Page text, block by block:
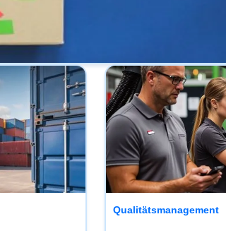
Qualitätsmanagement